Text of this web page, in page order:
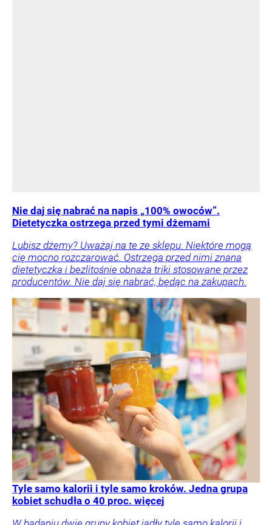
Nie daj się nabrać na napis „100% owoców”.
Dietetyczka ostrzega przed tymi dżemami
Lubisz dżemy? Uważaj na te ze sklepu. Niektóre mogą
cię mocno rozczarować. Ostrzega przed nimi znana
dietetyczka i bezlitośnie obnaża triki stosowane przez
producentów. Nie daj się nabrać, będąc na zakupach.
Tyle samo kalorii i tyle samo kroków. Jedna grupa
kobiet schudła o 40 proc. więcej